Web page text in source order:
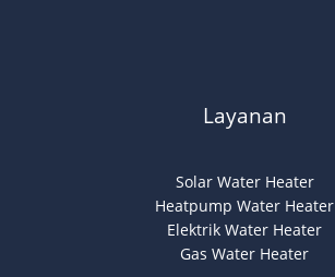
Layanan
Solar Water Heater
Heatpump Water Heater
Elektrik Water Heater
Gas Water Heater